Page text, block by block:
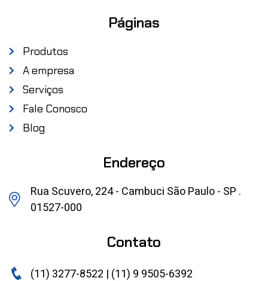
Páginas
Produtos
A empresa
Serviços
Fale Conosco
Blog
Endereço
Rua Scuvero, 224 - Cambuci São Paulo - SP .
01527-000
Contato
(11) 3277-8522 | (11) 9 9505-6392